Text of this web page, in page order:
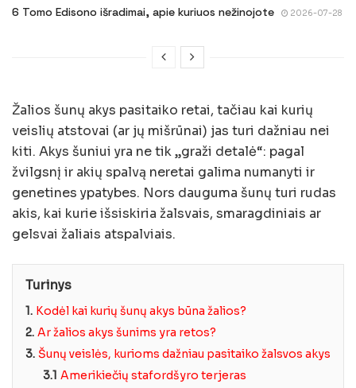
6 Tomo Edisono išradimai, apie kuriuos nežinojote 2026-07-28
Žalios šunų akys pasitaiko retai, tačiau kai kurių
veislių atstovai (ar jų mišrūnai) jas turi dažniau nei
kiti. Akys šuniui yra ne tik „graži detalė“: pagal
žvilgsnį ir akių spalvą neretai galima numanyti ir
genetines ypatybes. Nors dauguma šunų turi rudas
akis, kai kurie išsiskiria žalsvais, smaragdiniais ar
gelsvai žaliais atspalviais.
Turinys
1. Kodėl kai kurių šunų akys būna žalios?
2. Ar žalios akys šunims yra retos?
3. Šunų veislės, kurioms dažniau pasitaiko žalsvos akys
3.1 Amerikiečių stafordšyro terjeras